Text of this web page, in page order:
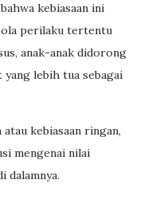
kebiasaan ini
perilaku tertentu
anak-anak didorong
lebih tua sebagai
kebiasaan ringan,
mengenai nilai
dalamnya.